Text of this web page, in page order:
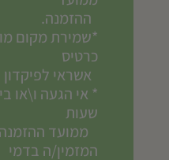
ההזמנה.
*שמירת מקום
כרטיס
אשראי
שעות
ממועד
המזמין/ה בדמי